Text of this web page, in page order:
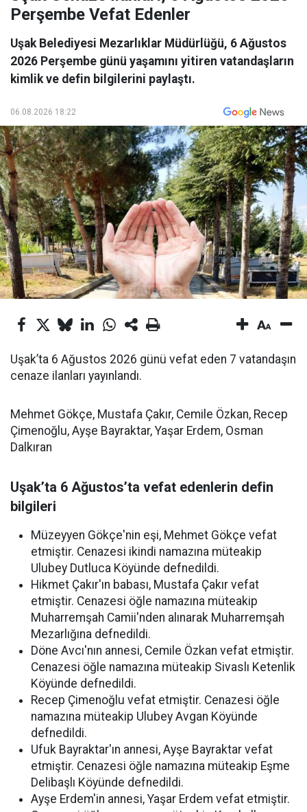
Perşembe Vefat Edenler
Uşak Belediyesi Mezarlıklar Müdürlüğü, 6 Ağustos
2026 Perşembe günü yaşamını yitiren vatandaşların
kimlik ve defin bilgilerini paylaştı.
06.08.2026 18:22
Uşak’ta 6 Ağustos 2026 günü vefat eden 7 vatandaşın
cenaze ilanları yayınlandı.
Mehmet Gökçe, Mustafa Çakır, Cemile Özkan, Recep
Çimenoğlu, Ayşe Bayraktar, Yaşar Erdem, Osman
Dalkıran
Uşak’ta 6 Ağustos’ta vefat edenlerin defin
bilgileri
Müzeyyen Gökçe'nin eşi, Mehmet Gökçe vefat
etmiştir. Cenazesi ikindi namazına müteakip
Ulubey Dutluca Köyünde defnedildi.
Hikmet Çakır'ın babası, Mustafa Çakır vefat
etmiştir. Cenazesi öğle namazına müteakip
Muharremşah Camii'nden alınarak Muharremşah
Mezarlığına defnedildi.
Döne Avcı'nın annesi, Cemile Özkan vefat etmiştir.
Cenazesi öğle namazına müteakip Sivaslı Ketenlik
Köyünde defnedildi.
Recep Çimenoğlu vefat etmiştir. Cenazesi öğle
namazına müteakip Ulubey Avgan Köyünde
defnedildi.
Ufuk Bayraktar'ın annesi, Ayşe Bayraktar vefat
etmiştir. Cenazesi öğle namazına müteakip Eşme
Delibaşlı Köyünde defnedildi.
Ayşe Erdem'in annesi, Yaşar Erdem vefat etmiştir.